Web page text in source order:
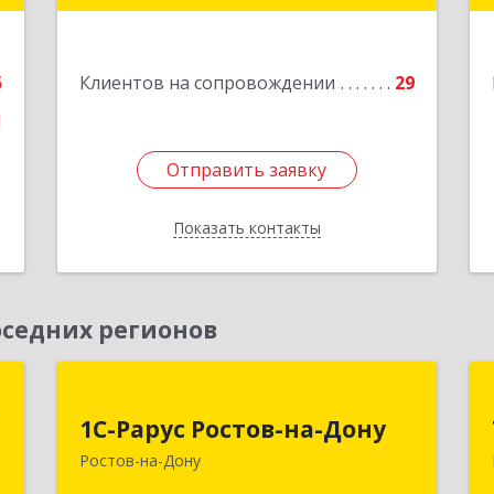
Клиентов на сопровождении 29
Отправить заявку
Показать контакты
Подробнее
Отправить заявку
Назад
регионов
1С-Рарус Ростов-на-Дону
Ростов-на-Дону
344002, Ростовская обл, г.о. город
Ростов-на-Дону, Ростов-на-Дону г,